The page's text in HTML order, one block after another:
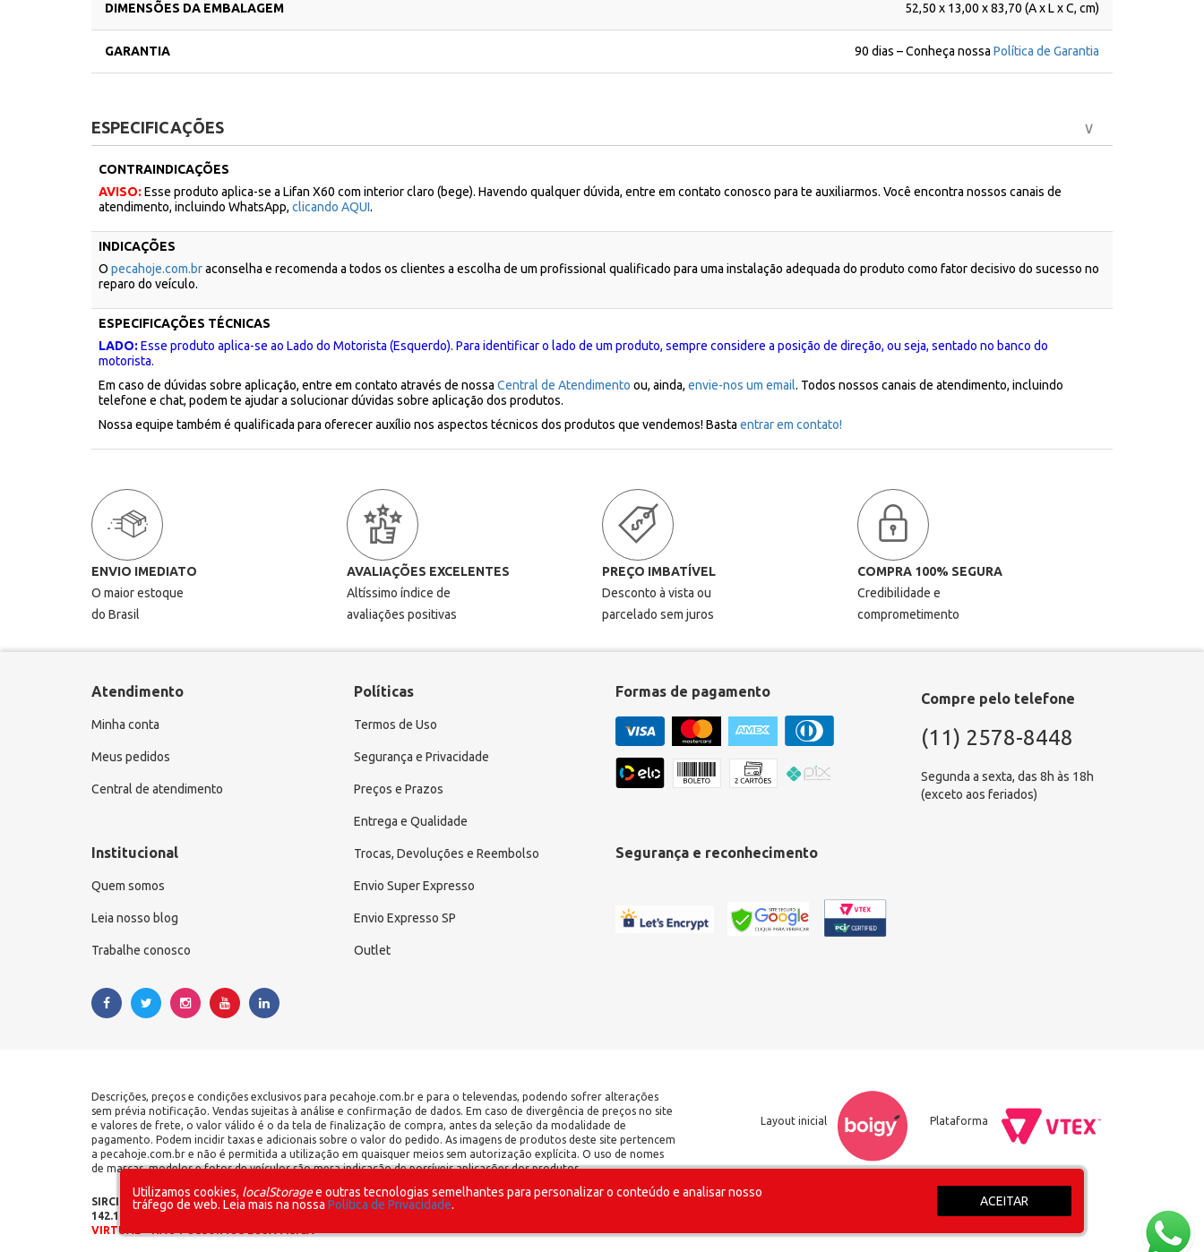
DIMENSÕES DA EMBALAGEM 52,50 x 13,00 x 83,70 (A x L x C, cm)
GARANTIA 90 dias – Conheça nossa Política de Garantia
ESPECIFICAÇÕES
CONTRAINDICAÇÕES
AVISO: Esse produto aplica-se a Lifan X60 com interior claro (bege). Havendo qualquer dúvida, entre em contato conosco para te auxiliarmos. Você encontra nossos canais de
atendimento, incluindo WhatsApp, clicando AQUI.
INDICAÇÕES
O pecahoje.com.braconselha e recomenda a todos os clientes a escolha de um profissional qualificado para uma instalação adequada do produto como fator decisivo do sucesso no
reparo do veículo.
ESPECIFICAÇÕES TÉCNICAS
LADO: Esse produto aplica-se ao Lado do Motorista (Esquerdo). Para identificar o lado de um produto, sempre considere a posição de direção, ou seja, sentado no banco do
motorista.
Em caso de dúvidas sobre aplicação, entre em contato através de nossa Central de Atendimento ou, ainda, envie-nos um email. Todos nossos canais de atendimento, incluindo
telefone e chat, podem te ajudar a solucionar dúvidas sobre aplicação dos produtos.
Nossa equipe também é qualificada para oferecer auxílio nos aspectos técnicos dos produtos que vendemos! Basta entrar em contato!
ENVIO IMEDIATO
O maior estoque
do Brasil
AVALIAÇÕES EXCELENTES
Altíssimo índice de
avaliações positivas
PREÇO IMBATÍVEL
Desconto à vista ou
parcelado sem juros
COMPRA 100% SEGURA
Credibilidade e
comprometimento
Atendimento
Minha conta
Meus pedidos
Central de atendimento
Institucional
Quem somos
Leia nosso blog
Trabalhe conosco
Políticas
Termos de Uso
Segurança e Privacidade
Preços e Prazos
Entrega e Qualidade
Trocas, Devoluções e Reembolso
Envio Super Expresso
Envio Expresso SP
Outlet
Formas de pagamento Compre pelo telefone
(11) 2578-8448
Segunda a sexta, das 8h às 18h
(exceto aos feriados)
Segurança e reconhecimento
Descrições, preços e condições exclusivos para pecahoje.com.br e para o televendas, podendo sofrer alterações
sem prévia notificação. Vendas sujeitas à análise e confirmação de dados. Em caso de divergência de preços no site
e valores de frete, o valor válido é o da tela de finalização de compra, antes da seleção da modalidade de
pagamento. Podem incidir taxas e adicionais sobre o valor do pedido. As imagens de produtos deste site pertencem
a pecahoje.com.br e não é permitida a utilização em quaisquer meios sem autorização explícita. O uso de nomes
de marcas, modelos e fotos de veículos são mera indicação de possíveis aplicações dos produtos.
SIRCILLI COMÉRCIO DE COMPONENTES AUTOMOTIVOS LTDA | CNPJ: 17.653.102/0001-09 | IE:
142.141.908.115 | Rua do Manifesto, 1700 - Ipiranga - São Paulo/SP - CEP 04209-002 |
VIRTUAL – NÃO POSSUÍMOS LOJA FÍSICA
Layout inicial Plataforma
ACEITAR
Utilizamos cookies, localStoragee outras tecnologias semelhantes para personalizar o conteúdo e analisar nosso
tráfego de web. Leia mais na nossaPolítica de Privacidade.